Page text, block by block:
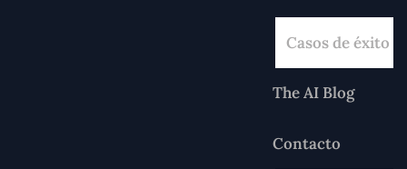
Casos de éxito
The AI Blog
Contacto